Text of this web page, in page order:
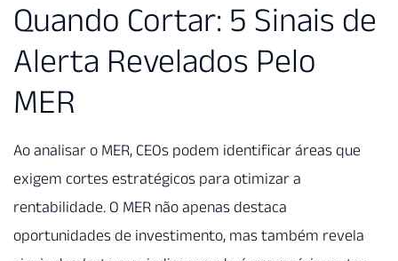
Quando Cortar: 5 Sinais de
Alerta Revelados Pelo
MER
Ao analisar o MER, CEOs podem identificar áreas que
exigem cortes estratégicos para otimizar a
rentabilidade. O MER não apenas destaca
oportunidades de investimento, mas também revela